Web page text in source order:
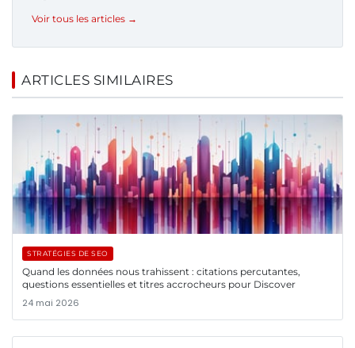
Voir tous les articles →
ARTICLES SIMILAIRES
STRATÉGIES DE SEO
Quand les données nous trahissent : citations percutantes,
questions essentielles et titres accrocheurs pour Discover
24 mai 2026